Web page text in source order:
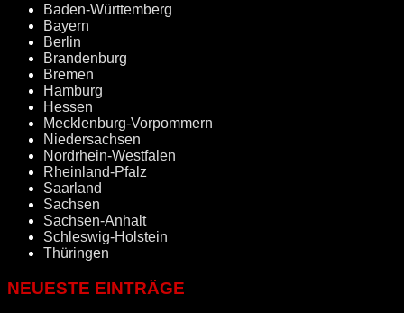
Baden-Württemberg
Bayern
Berlin
Brandenburg
Bremen
Hamburg
Hessen
Mecklenburg-Vorpommern
Niedersachsen
Nordrhein-Westfalen
Rheinland-Pfalz
Saarland
Sachsen
Sachsen-Anhalt
Schleswig-Holstein
Thüringen
NEUESTE EINTRÄGE